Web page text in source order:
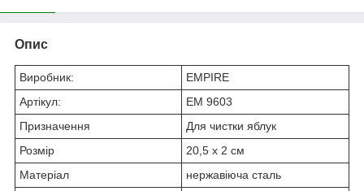
Опис
Виробник:
EMPIRE
Артікул:
EM 9603
Призначення
Для чистки яблук
Розмір
20,5 х 2 см
Матеріал
нержавіюча сталь